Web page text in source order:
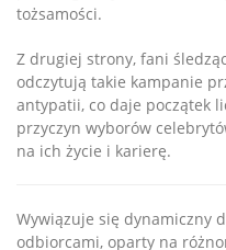
tożsamości.
Z drugiej strony, fani
odczytują takie kampanie
antypatii, co daje początek
przyczyn wyborów
na ich życie i karierę.
Wywiązuje się dynamiczny
odbiorcami, oparty na